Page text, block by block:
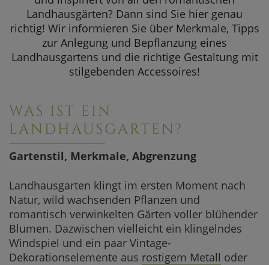
SOMMERAKTION
Aktuelle Angebote
Landhausgärten? Dann sind Sie hier genau
richtig! Wir informieren Sie über Merkmale, Tipps
zur Anlegung und Bepflanzung eines
Landhausgartens und die richtige Gestaltung mit
stilgebenden Accessoires!
WAS IST EIN
LANDHAUSGARTEN?
Gartenstil, Merkmale, Abgrenzung
Landhausgarten klingt im ersten Moment nach
Natur, wild wachsenden Pflanzen und
romantisch verwinkelten Gärten voller blühender
Blumen. Dazwischen vielleicht ein klingelndes
Windspiel und ein paar Vintage-
Dekorationselemente aus rostigem Metall oder
Rosen im